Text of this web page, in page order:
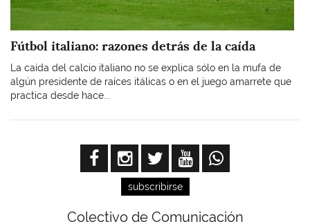
Fútbol italiano: razones detrás de la caída
La caída del calcio italiano no se explica sólo en la mufa de
algún presidente de raíces itálicas o en el juego amarrete que
practica desde hace...
subscribirse
Colectivo de Comunicación